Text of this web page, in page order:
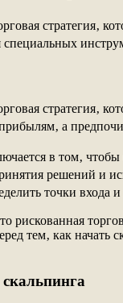
стратегия‚
стратегия‚
а
в том‚
решений и
точки входа и
рискованная
тем‚ как начать